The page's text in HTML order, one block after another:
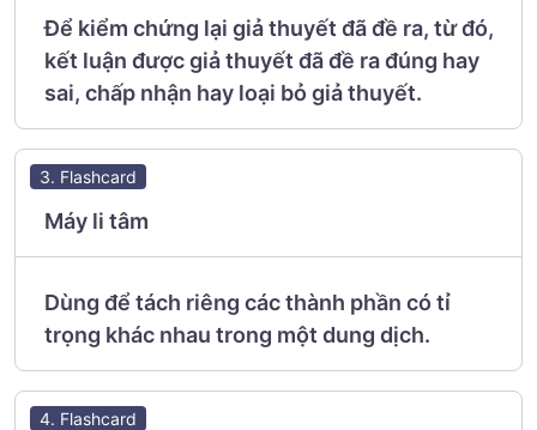
Để kiểm chứng lại giả thuyết đã đề ra, từ đó,
kết luận được giả thuyết đã đề ra đúng hay
sai, chấp nhận hay loại bỏ giả thuyết.
3. Flashcard
Máy li tâm
Dùng để tách riêng các thành phần có tỉ
trọng khác nhau trong một dung dịch.
4. Flashcard